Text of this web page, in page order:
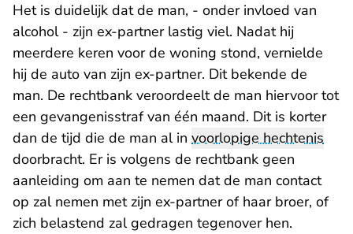
Het is duidelijk dat de man, - onder invloed van
alcohol - zijn ex-partner lastig viel. Nadat hij
meerdere keren voor de woning stond, vernielde
hij de auto van zijn ex-partner. Dit bekende de
man. De rechtbank veroordeelt de man hiervoor tot
een gevangenisstraf van één maand. Dit is korter
dan de tijd die de man al in voorlopige hechtenis
doorbracht. Er is volgens de rechtbank geen
aanleiding om aan te nemen dat de man contact
op zal nemen met zijn ex-partner of haar broer, of
zich belastend zal gedragen tegenover hen.